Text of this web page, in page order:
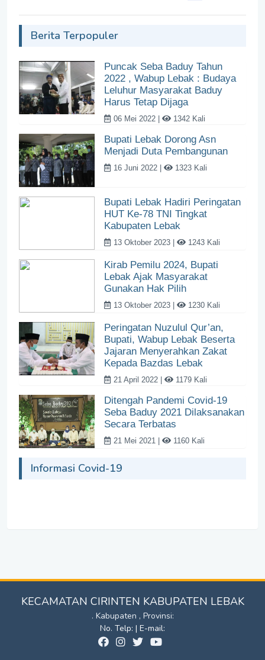
Berita Terpopuler
Puncak Seba Baduy Tahun
2022 , Wabup Lebak : Budaya
Leluhur Masyarakat Baduy
Harus Tetap Dijaga
06 Mei 2022 | 1342 Kali
Bupati Lebak Dorong Asn
Menjadi Duta Pembangunan
16 Juni 2022 | 1323 Kali
Bupati Lebak Hadiri Peringatan
HUT Ke-78 TNI Tingkat
Kabupaten Lebak
13 Oktober 2023 | 1243 Kali
Kirab Pemilu 2024, Bupati
Lebak Ajak Masyarakat
Gunakan Hak Pilih
13 Oktober 2023 | 1230 Kali
Peringatan Nuzulul Qur’an,
Bupati, Wabup Lebak Beserta
Jajaran Menyerahkan Zakat
Kepada Bazdas Lebak
21 April 2022 | 1179 Kali
Ditengah Pandemi Covid-19
Seba Baduy 2021 Dilaksanakan
Secara Terbatas
21 Mei 2021 | 1160 Kali
Informasi Covid-19
KECAMATAN CIRINTEN KABUPATEN LEBAK
. Kabupaten , Provinsi:
No. Telp: | E-mail: